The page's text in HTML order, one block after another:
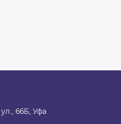
66Б, Уфа